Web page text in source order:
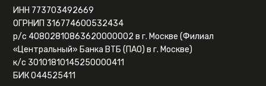
ИНН 773703492669
ОГРНИП 316774600532434
р/с 40802810863620000002 в г. Москве (Филиал
«Центральный» Банка ВТБ (ПАО) в г. Москве)
к/с 30101810145250000411
БИК 044525411